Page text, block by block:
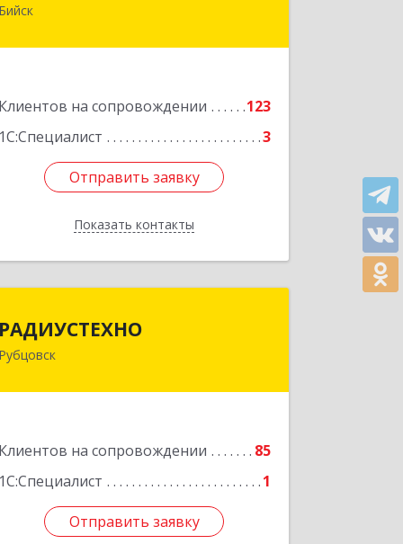
Бийск
Клиентов на сопровождении
123
1С:Специалист
3
Отправить заявку
Показать контакты
Отправить заявку
Назад
РАДИУСТЕХНО
Рубцовск
Клиентов на сопровождении
85
1С:Специалист
1
Отправить заявку
658225, Алтайский край, Рубцовск г,
Отправить заявку